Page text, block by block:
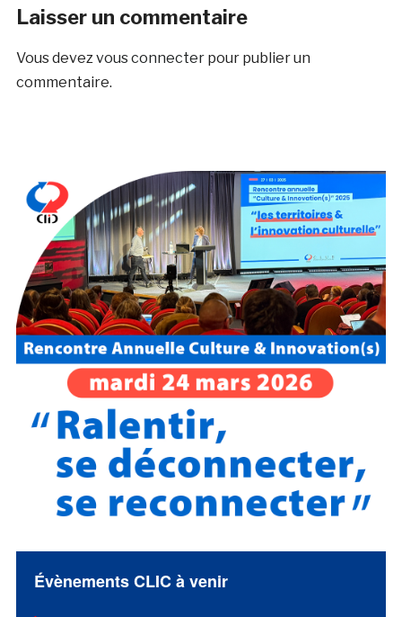
Laisser un commentaire
Vous devezvous connecterpour publier un
commentaire.
Évènements CLIC à venir